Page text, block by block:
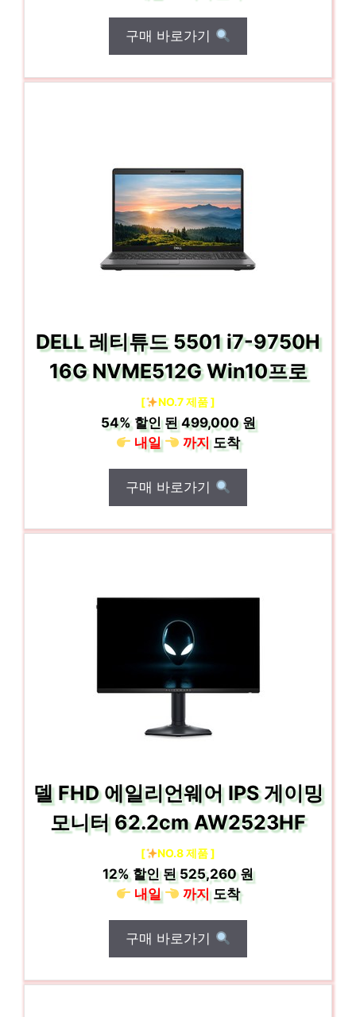
구매 바로가기
DELL 레티튜드 5501 i7-9750H
16G NVME512G Win10프로
[ NO.7 제품 ]
54%할인 된499,000 원
내일
까지도착
구매 바로가기
델 FHD 에일리언웨어 IPS 게이밍
모니터 62.2cm AW2523HF
[ NO.8 제품 ]
12%할인 된525,260 원
내일
까지도착
구매 바로가기